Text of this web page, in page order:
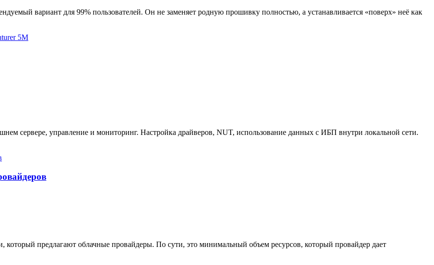
вариант для 99% пользователей. Он не заменяет родную прошивку полностью, а устанавливается «поверх» неё как
сервере, управление и мониторинг. Настройка драйверов, NUT, использование данных с ИБП внутри локальной сети.
который предлагают облачные провайдеры. По сути, это минимальный объем ресурсов, который провайдер дает